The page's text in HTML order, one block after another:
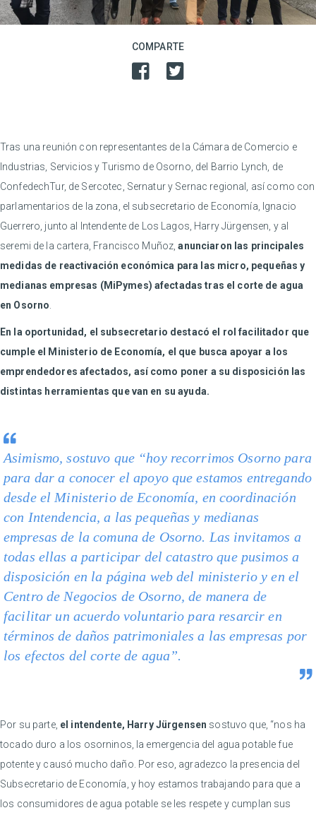
COMPARTE
Tras una reunión con representantes de la Cámara de Comercio e
Industrias, Servicios y Turismo de Osorno, del Barrio Lynch, de
ConfedechTur, de Sercotec, Sernatur y Sernac regional, así como con
parlamentarios de la zona, el subsecretario de Economía, Ignacio
Guerrero, junto al Intendente de Los Lagos, Harry Jürgensen, y al
seremi de la cartera, Francisco Muñoz,anunciaron las principales
medidas de reactivación económica para las micro, pequeñas y
medianas empresas (MiPymes) afectadas tras el corte de agua
en Osorno
En la oportunidad, el subsecretario destacó el rol facilitador que
cumple el Ministerio de Economía, el que busca apoyar a los
emprendedores afectados, así como poner a su disposición las
distintas herramientas que van en su ayuda.
Asimismo, sostuvo que “hoy recorrimos Osorno para
para dar a conocer el apoyo que estamos entregando
desde el Ministerio de Economía, en coordinación
con Intendencia, a las pequeñas y medianas
empresas de la comuna de Osorno. Las invitamos a
todas ellas a participar del catastro que pusimos a
disposición en la página web del ministerio y en el
Centro de Negocios de Osorno, de manera de
facilitar un acuerdo voluntario para resarcir en
términos de daños patrimoniales a las empresas por
los efectos del corte de agua”.
Por su parte, el intendente, Harry Jürgensen sostuvo que, “nos ha
tocado duro a los osorninos, la emergencia del agua potable fue
potente y causó mucho daño. Por eso, agradezco la presencia del
Subsecretario de Economía, y hoy estamos trabajando para que a
los consumidores de agua potable se les respete y cumplan sus